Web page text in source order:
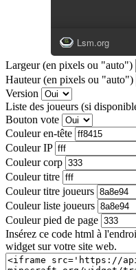
Largeur (en pixels ou "auto")
Hauteur (en pixels ou "auto")
Version
Liste des joueurs (si
Bouton vote
Couleur en-tête
Couleur IP
Couleur corp
Couleur titre
Couleur titre joueurs
Couleur liste joueurs
Couleur pied de page
Insérez ce code html à
widget sur votre site web.